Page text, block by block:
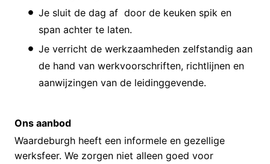
Je sluit de dag af door de keuken spik en
span achter te laten.
Je verricht de werkzaamheden zelfstandig aan
de hand van werkvoorschriften, richtlijnen en
aanwijzingen van de leidinggevende.
Ons aanbod
Waardeburgh heeft een informele en gezellige
werksfeer. We zorgen niet alleen goed voor